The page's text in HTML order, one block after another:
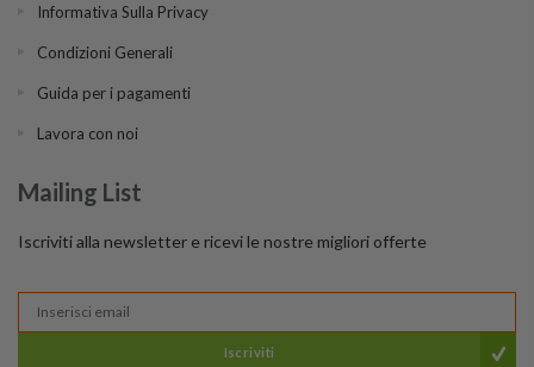
Informativa Sulla Privacy
Condizioni Generali
Guida per i pagamenti
Lavora con noi
Mailing List
Iscriviti alla newsletter e ricevi le nostre migliori offerte
Iscriviti